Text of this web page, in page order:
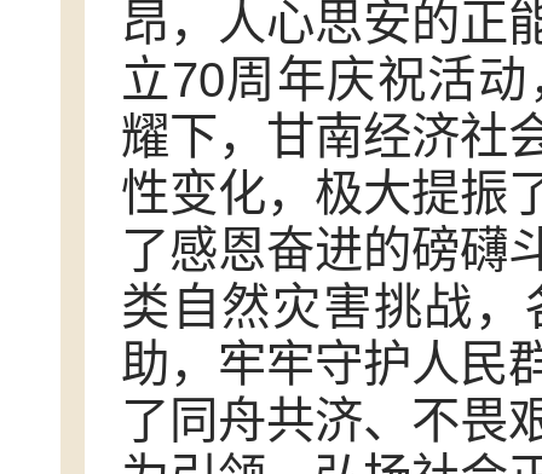
昂，人心思安的正
立70周年庆祝活
耀下，甘南经济社
性变化，极大提振
了感恩奋进的磅礴
类自然灾害挑战
助，牢牢守护人民
了同舟共济、不畏